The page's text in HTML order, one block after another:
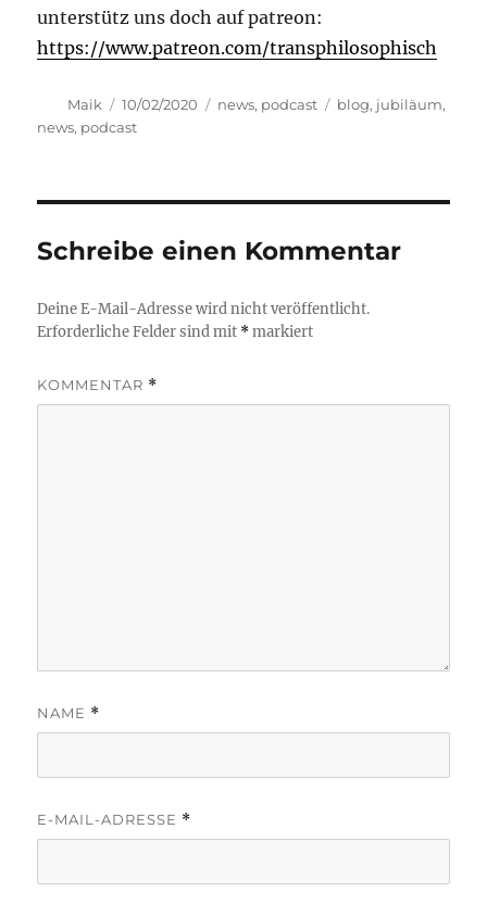
unterstütz uns doch auf patreon:
https://www.patreon.com/transphilosophisch
Autor
Maik
Veröffentlicht
am
10/02/2020 Kategorien
news, podcast Schlagwörter
blog, jubiläum,
news, podcast
Schreibe einen Kommentar
Deine E-Mail-Adresse wird nicht veröffentlicht.
Erforderliche Felder sind mit *markiert
KOMMENTAR *
NAME *
E-MAIL-ADRESSE *